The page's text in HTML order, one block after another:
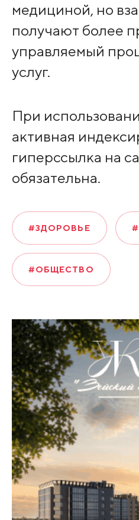
медициной, но
получают более
управляемый
услуг.
При
активная
гиперссылка на
обязательна.
#ЗДОРОВЬЕ
#ОБЩЕСТВО